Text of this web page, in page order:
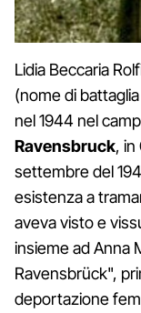
Lidia Beccaria
(nome di
nel 1944 nel
Ravensbruck, in
settembre del
esistenza a
aveva visto e
insieme ad Anna
Ravensbrück",
deportazione